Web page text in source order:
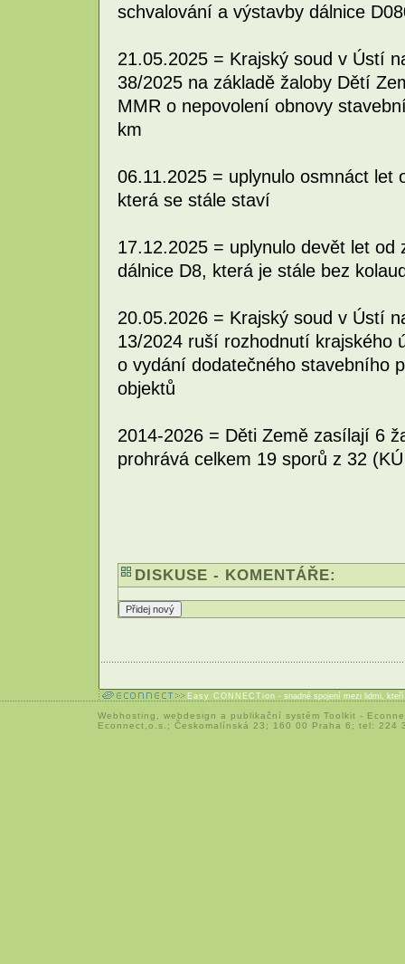
schvalování a výstavby dálnice
21.05.2025 = Krajský soud v Ústí
38/2025 na základě žaloby Dětí
MMR o nepovolení obnovy
km
06.11.2025 = uplynulo osmnáct let
která se stále staví
17.12.2025 = uplynulo devět let
dálnice D8, která je stále bez
20.05.2026 = Krajský soud v Ústí
13/2024 ruší rozhodnutí krajského
o vydání dodatečného stavebního
objektů
2014-2026 = Děti Země zasílají 6
prohrává celkem 19 sporů z 32
DISKUSE - KOMENTÁŘE:
Easy CONNECTion - snadné spojení mezi lidmi,
Webhosting webdesign a publikační systém Toolkit -
Econnect,o.s.; Českomalínská 23; 160 00 Praha 6; tel: 224